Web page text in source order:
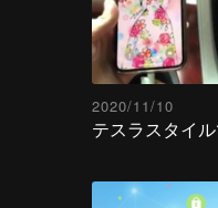
2020/11/10
テスラスタイ